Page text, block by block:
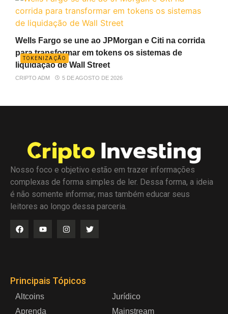
TOKENIZAÇÃO
Wells Fargo se une ao JPMorgan e Citi na corrida
para transformar em tokens os sistemas de
liquidação de Wall Street
CRIPTO ADM 5 DE AGOSTO DE 2026
Nosso foco e objetivo estão em trazer informações
complexas de forma simples de ler. Dessa forma, a ideia
é não somente informar, mas também educar seus
leitores ao longo dessa parceria.
Principais Tópicos
Altcoins
Aprenda
Jurídico
Mainstream